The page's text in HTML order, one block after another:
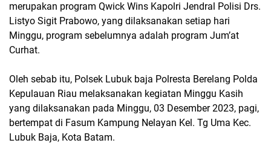
merupakan program Qwick Wins Kapolri Jendral Polisi Drs.
Listyo Sigit Prabowo, yang dilaksanakan setiap hari
Minggu, program sebelumnya adalah program Jum’at
Curhat.
Oleh sebab itu, Polsek Lubuk baja Polresta Berelang Polda
Kepulauan Riau melaksanakan kegiatan Minggu Kasih
yang dilaksanakan pada Minggu, 03 Desember 2023, pagi,
bertempat di Fasum Kampung Nelayan Kel. Tg Uma Kec.
Lubuk Baja, Kota Batam.